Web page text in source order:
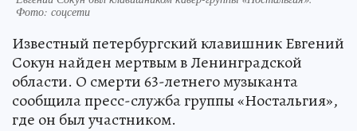
Фото: соцсети
Известный петербургский клавишник Евгений
Сокун найден мертвым в Ленинградской
области. О смерти 63-летнего музыканта
сообщила пресс-служба группы «Ностальгия»,
где он был участником.